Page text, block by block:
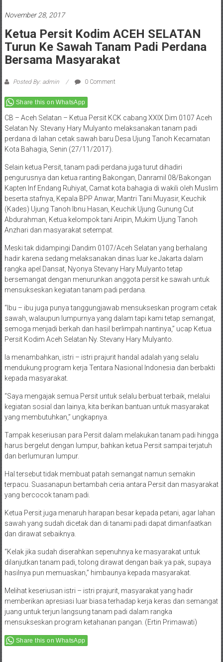
November 28, 2017
Ketua Persit Kodim ACEH SELATAN
Turun Ke Sawah Tanam Padi Perdana
Bersama Masyarakat
Posted By: admin 0 Comment
Share this on WhatsApp
CB – Aceh Selatan – Ketua Persit KCK cabang XXIX Dim 0107 Aceh
Selatan Ny. Stevany Hary Mulyanto melaksanakan tanam padi
perdana di lahan cetak sawah baru Desa Ujung Tanoh Kecamatan
Kota Bahagia, Senin (27/11/2017).
Selain ketua Persit, tanam padi perdana juga turut dihadiri
pengurusnya dan ketua ranting Bakongan, Danramil 08/Bakongan
Kapten Inf Endang Ruhiyat, Camat kota bahagia di wakili oleh Muslim
beserta stafnya, Kepala BPP Anwar, Mantri Tani Muyasir, Keuchik
(Kades) Ujung Tanoh Ibnu Hasan, Keuchik Ujung Gunung Cut
Abdurahman, Ketua kelompok tani Aripin, Mukim Ujung Tanoh
Anzhari dan masyarakat setempat.
Meski tak didampingi Dandim 0107/Aceh Selatan yang berhalang
hadir karena sedang melaksanakan dinas luar ke Jakarta dalam
rangka apel Dansat, Nyonya Stevany Hary Mulyanto tetap
bersemangat dengan menurunkan anggota persit ke sawah untuk
mensukseskan kegiatan tanam padi perdana.
“Ibu – ibu juga punya tanggungjawab mensukseskan program cetak
sawah, walaupun lumpurnya yang dalam tapi kami tetap semangat,
semoga menjadi berkah dan hasil berlimpah nantinya,” ucap Ketua
Persit Kodim Aceh Selatan Ny. Stevany Hary Mulyanto.
Ia menambahkan, istri – istri prajurit handal adalah yang selalu
mendukung program kerja Tentara Nasional Indonesia dan berbakti
kepada masyarakat.
“Saya mengajak semua Persit untuk selalu berbuat terbaik, melalui
kegiatan sosial dan lainya, kita berikan bantuan untuk masyarakat
yang membutuhkan,” ungkapnya.
Tampak keseriusan para Persit dalam melakukan tanam padi hingga
harus bergelut dengan lumpur, bahkan ketua Persit sampai terjatuh
dan berlumuran lumpur.
Hal tersebut tidak membuat patah semangat namun semakin
terpacu. Suasanapun bertambah ceria antara Persit dan masyarakat
yang bercocok tanam padi.
Ketua Persit juga menaruh harapan besar kepada petani, agar lahan
sawah yang sudah dicetak dan di tanami padi dapat dimanfaatkan
dan dirawat sebaiknya.
“Kelak jika sudah diserahkan sepenuhnya ke masyarakat untuk
dilanjutkan tanam padi, tolong dirawat dengan baik ya pak, supaya
hasilnya pun memuaskan,” himbaunya kepada masyarakat.
Melihat keseriusan istri – istri prajurit, masyarakat yang hadir
memberikan apresiasi luar biasa terhadap kerja keras dan semangat
juang untuk terjun langsung tanam padi dalam rangka
mensukseskan program ketahanan pangan. (Ertin Primawati)
Share this on WhatsApp